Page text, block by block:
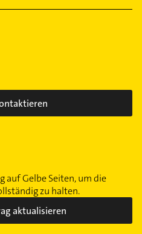
auf Gelbe Seiten, um die
zu halten.
aktualisieren